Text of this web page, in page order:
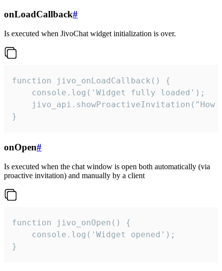
onLoadCallback#
Is executed when JivoChat widget initialization is over.
function jivo_onLoadCallback() {
    console.log('Widget fully loaded');
jivo_api.showProactiveInvitation("How
}
onOpen#
Is executed when the chat window is open both automatically (via
proactive invitation) and manually by a client
function jivo_onOpen() {
    console.log('Widget opened');
}